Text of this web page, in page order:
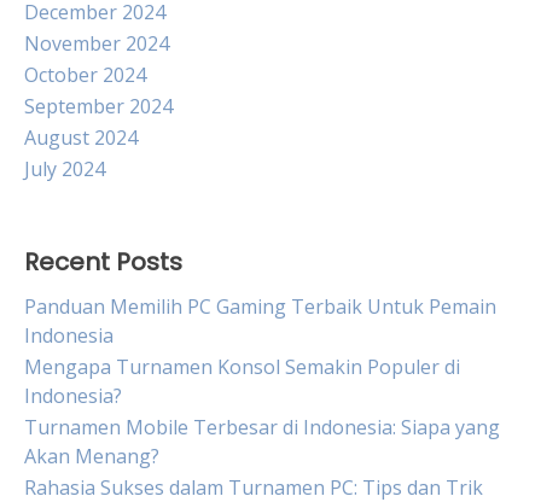
December 2024
November 2024
October 2024
September 2024
August 2024
July 2024
Recent Posts
Panduan Memilih PC Gaming Terbaik Untuk Pemain
Indonesia
Mengapa Turnamen Konsol Semakin Populer di
Indonesia?
Turnamen Mobile Terbesar di Indonesia: Siapa yang
Akan Menang?
Rahasia Sukses dalam Turnamen PC: Tips dan Trik